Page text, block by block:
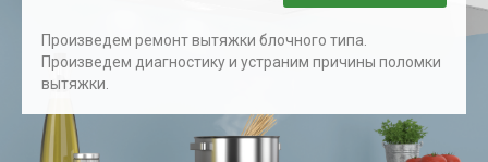
Произведем ремонт вытяжки блочного типа.
Произведем диагностику и устраним причины поломки
вытяжки.